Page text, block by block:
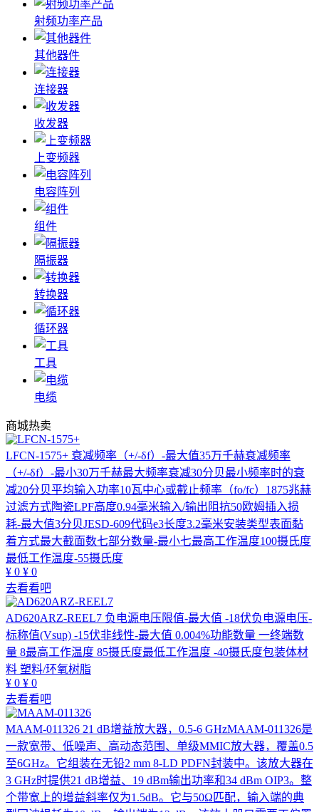
射频功率产品
其他器件
连接器
收发器
上变频器
电容阵列
组件
隔振器
转换器
循环器
工具
电缆
商城热卖
LFCN-1575+ 衰减频率（+/-δf）-最大值35万千赫衰减频率
（+/-δf）-最小30万千赫最大频率衰减30分贝最小频率时的衰
减20分贝平均输入功率10瓦中心或截止频率（fo/fc）1875兆赫
过滤方式陶瓷LPF高度0.94毫米输入/输出阻抗50欧姆插入损
耗-最大值3分贝JESD-609代码e3长度3.2毫米安装类型表面黏
着方式最大截面数七部分数量-最小七最高工作温度100摄氏度
最低工作温度-55摄氏度
¥ 0 ¥ 0
去看看吧
AD620ARZ-REEL7 负电源电压限值-最大值 -18伏负电源电压-
标称值(Vsup) -15伏非线性-最大值 0.004%功能数量 一终端数
量 8最高工作温度 85摄氏度最低工作温度 -40摄氏度包装体材
料 塑料/环氧树脂
¥ 0 ¥ 0
去看看吧
MAAM-011326 21 dB增益放大器，0.5-6 GHzMAAM-011326是
一款宽带、低噪声、高动态范围、单级MMIC放大器，覆盖0.5
至6GHz。它组装在无铅2 mm 8-LD PDFN封装中。该放大器在
3 GHz时提供21 dB增益、19 dBm输出功率和34 dBm OIP3。整
个带宽上的增益斜率仅为1.5dB。它与50Ω匹配，输入端的典